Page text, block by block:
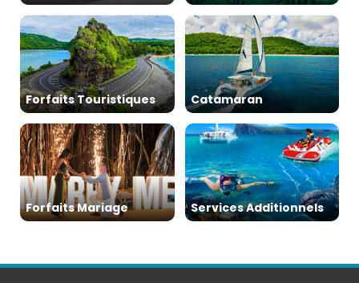
Forfaits Touristiques Catamaran
Forfaits Mariage Services Additionnels